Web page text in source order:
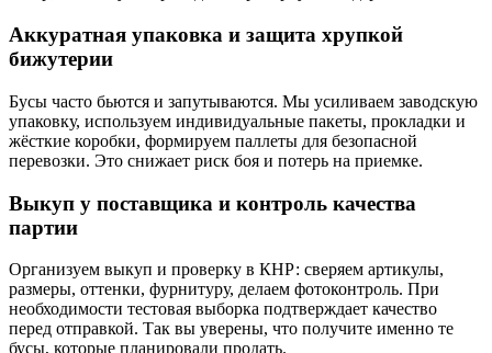
Аккуратная упаковка и защита хрупкой
бижутерии
Бусы часто бьются и запутываются. Мы усиливаем заводскую
упаковку, используем индивидуальные пакеты, прокладки и
жёсткие коробки, формируем паллеты для безопасной
перевозки. Это снижает риск боя и потерь на приемке.
Выкуп у поставщика и контроль качества
партии
Организуем выкуп и проверку в КНР: сверяем артикулы,
размеры, оттенки, фурнитуру, делаем фотоконтроль. При
необходимости тестовая выборка подтверждает качество
перед отправкой. Так вы уверены, что получите именно те
бусы, которые планировали продать.